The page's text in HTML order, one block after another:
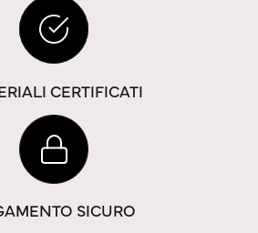
CERTIFICATI
SICURO